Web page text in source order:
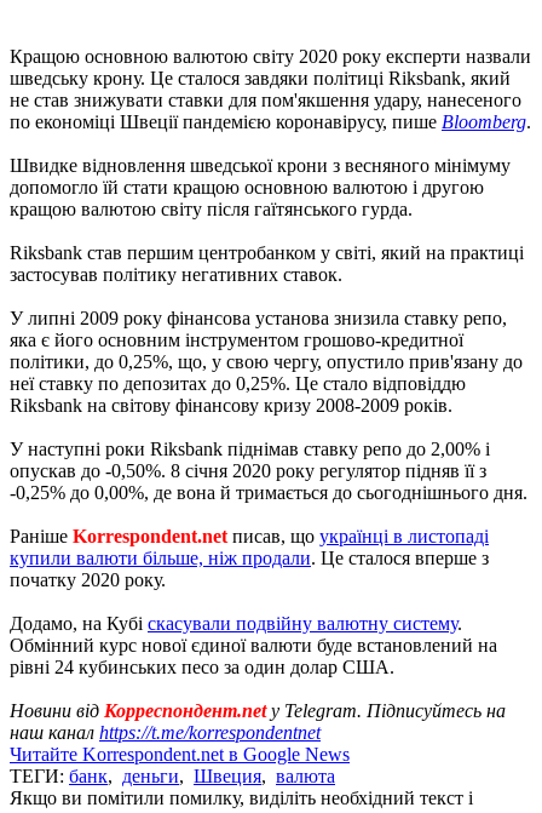
Кращою основною валютою світу 2020 року експерти назвали
шведську крону. Це сталося завдяки політиці Riksbank, який
не став знижувати ставки для пом'якшення удару, нанесеного
по економіці Швеції пандемією коронавірусу, пише Bloomberg.
Швидке відновлення шведської крони з весняного мінімуму
допомогло їй стати кращою основною валютою і другою
кращою валютою світу після гаїтянського гурда.
Riksbank став першим центробанком у світі, який на практиці
застосував політику негативних ставок.
У липні 2009 року фінансова установа знизила ставку репо,
яка є його основним інструментом грошово-кредитної
політики, до 0,25%, що, у свою чергу, опустило прив'язану до
неї ставку по депозитах до 0,25%. Це стало відповіддю
Riksbank на світову фінансову кризу 2008-2009 років.
У наступні роки Riksbank піднімав ставку репо до 2,00% і
опускав до -0,50%. 8 січня 2020 року регулятор підняв її з
-0,25% до 0,00%, де вона й тримається до сьогоднішнього дня.
Раніше Korrespondent.net писав, що українці в листопаді
купили валюти більше, ніж продали. Це сталося вперше з
початку 2020 року.
Додамо, на Кубі скасували подвійну валютну систему.
Обмінний курс нової єдиної валюти буде встановлений на
рівні 24 кубинських песо за один долар США.
Новини від Корреспондент.netу Telegram. Підписуйтесь на
наш канал https://t.me/korrespondentnet
Читайте Korrespondent.net в Google News
ТЕГИ: банк, деньги, Швеция, валюта
Якщо ви помітили помилку, виділіть необхідний текст і